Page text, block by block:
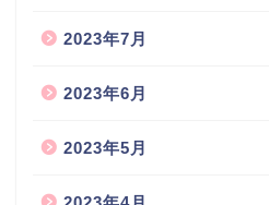
2023年7月
2023年6月
2023年5月